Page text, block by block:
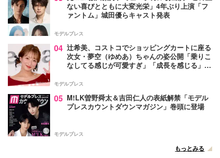
ない喜びとともに大変光栄」4年ぶり上演「フ
ァントム」城田優らキャスト発表
モデルプレス
04 辻希美、コストコでショッピングカートに座る
次女・夢空（ゆめあ）ちゃんの姿公開「乗りこ
なしてる感じが可愛すぎ」「成長を感じる」の
モデルプレス
05 M!LK曽野舜太＆吉田仁人の表紙解禁「モデル
プレスカウントダウンマガジン」巻頭に登場
モデルプレス
もっとみる